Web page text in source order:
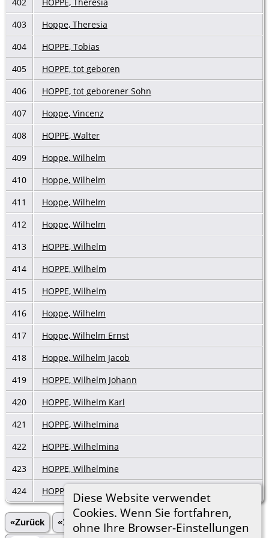
Diese Website verwendet
Cookies. Wenn Sie fortfahren,
ohne Ihre Browser-Einstellungen
403
Hoppe, Theresia
404
HOPPE, Tobias
405
HOPPE, tot geboren
406
HOPPE, tot geborener Sohn
407
Hoppe, Vincenz
408
HOPPE, Walter
409
Hoppe, Wilhelm
410
Hoppe, Wilhelm
411
Hoppe, Wilhelm
412
Hoppe, Wilhelm
413
HOPPE, Wilhelm
414
HOPPE, Wilhelm
415
HOPPE, Wilhelm
416
Hoppe, Wilhelm
417
Hoppe, Wilhelm Ernst
418
Hoppe, Wilhelm Jacob
419
HOPPE, Wilhelm Johann
420
HOPPE, Wilhelm Karl
421
HOPPE, Wilhelmina
422
HOPPE, Wilhelmina
423
HOPPE, Wilhelmine
424
HOPPE, Wilhelmine
«Zurück «1 ... 6 7